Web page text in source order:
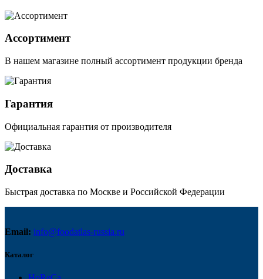
Ассортимент
В нашем магазине полный ассортимент продукции бренда
Гарантия
Официальная гарантия от производителя
Доставка
Быстрая доставка по Москве и Российской Федерации
Email: info@foodatlas-russia.ru
Каталог